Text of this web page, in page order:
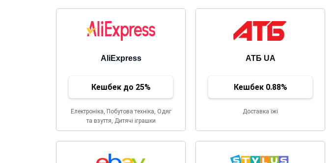
AliExpress
Кешбек до 25%
Електроніка, Побутова техніка, Одяг
та взуття, Дитячі іграшки
АТБ UA
Кешбек 0.88%
Доставка їжі